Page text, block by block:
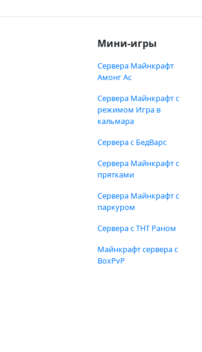
Мини-игры
Сервера Майнкрафт
Амонг Ас
Сервера Майнкрафт с
режимом Игра в
кальмара
Сервера с БедВарс
Сервера Майнкрафт с
прятками
Сервера Майнкрафт с
паркуром
Сервера с ТНТ Раном
Майнкрафт сервера с
BoxPvP